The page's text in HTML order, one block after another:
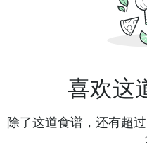
喜欢这
除了这道食谱，还有超